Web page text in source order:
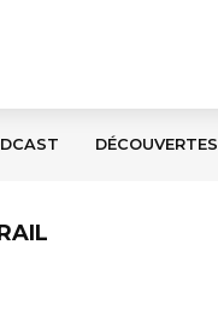
DÉCOUVERTES